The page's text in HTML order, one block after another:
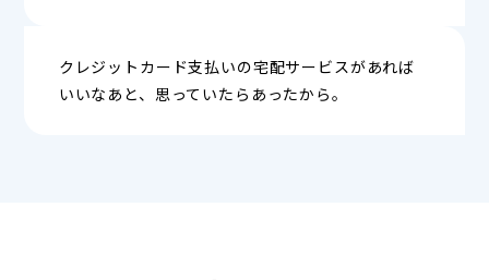
クレジットカード支払いの宅配サービスがあれば
いいなあと、思っていたらあったから。